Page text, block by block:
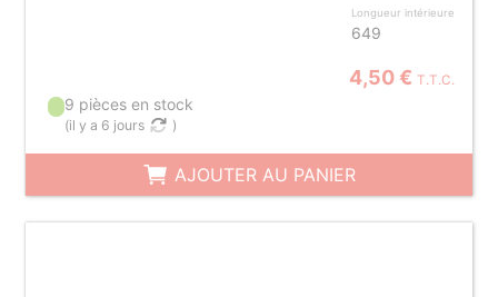
Longueur intérieure
649
4,50 € T.T.C.
9 pièces en stock
(il y a 6 jours )
AJOUTER AU PANIER